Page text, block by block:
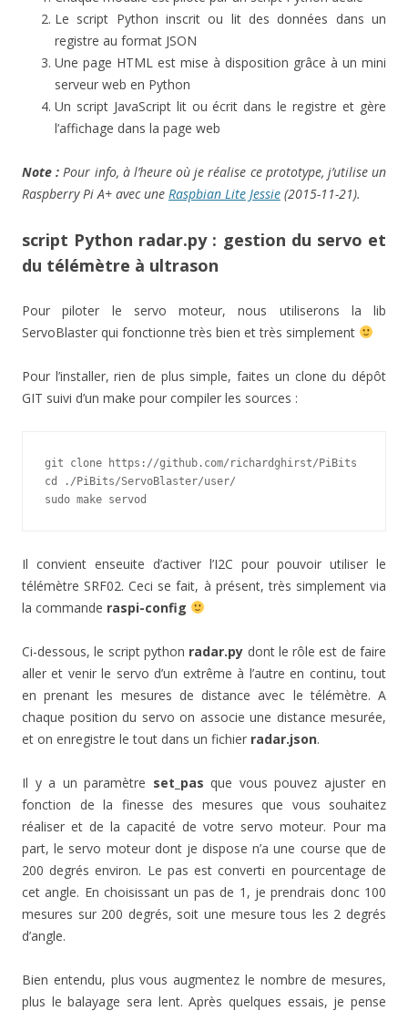
Le script Python inscrit ou lit des données dans un
registre au format JSON
Une page HTML est mise à disposition grâce à un mini
serveur web en Python
Un script JavaScript lit ou écrit dans le registre et gère
l’affichage dans la page web
Note : Pour info, à l’heure où je réalise ce prototype, j’utilise un
Raspberry Pi A+ avec une Raspbian Lite Jessie (2015-11-21).
script Python radar.py : gestion du servo et
du télémètre à ultrason
Pour piloter le servo moteur, nous utiliserons la lib
ServoBlaster qui fonctionne très bien et très simplement
Pour l’installer, rien de plus simple, faites un clone du dépôt
GIT suivi d’un make pour compiler les sources :
git clone https://github.com/richardghirst/PiBits
cd ./PiBits/ServoBlaster/user/
sudo make servod
Il convient enseuite d’activer l’I2C pour pouvoir utiliser le
télémètre SRF02. Ceci se fait, à présent, très simplement via
la commande raspi-config
Ci-dessous, le script python radar.py dont le rôle est de faire
aller et venir le servo d’un extrême à l’autre en continu, tout
en prenant les mesures de distance avec le télémètre. A
chaque position du servo on associe une distance mesurée,
et on enregistre le tout dans un fichier radar.json.
Il y a un paramètre set_pas que vous pouvez ajuster en
fonction de la finesse des mesures que vous souhaitez
réaliser et de la capacité de votre servo moteur. Pour ma
part, le servo moteur dont je dispose n’a une course que de
200 degrés environ. Le pas est converti en pourcentage de
cet angle. En choisissant un pas de 1, je prendrais donc 100
mesures sur 200 degrés, soit une mesure tous les 2 degrés
d’angle.
Bien entendu, plus vous augmentez le nombre de mesures,
plus le balayage sera lent. Après quelques essais, je pense